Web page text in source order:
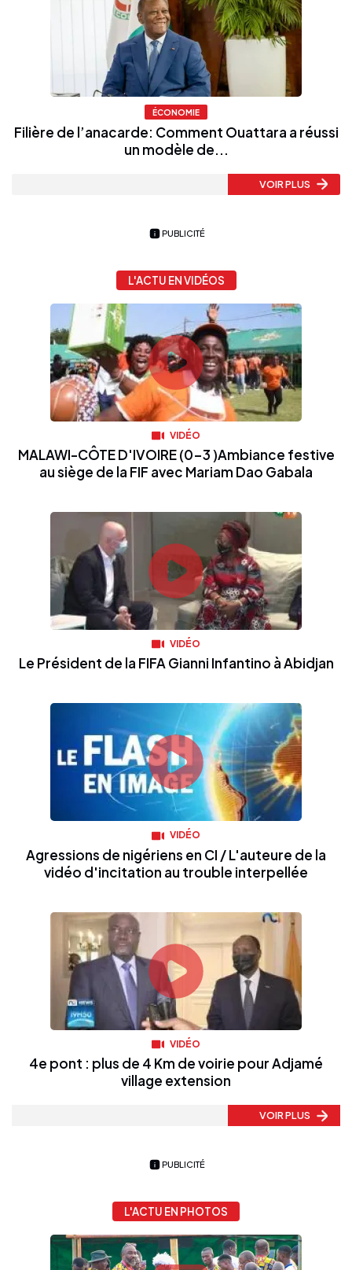
ÉCONOMIE
Filière de l’anacarde: Comment Ouattara a réussi
un modèle de...
VOIR PLUS
PUBLICITÉ
L'ACTU EN VIDÉOS
VIDÉO
MALAWI-CÔTE D'IVOIRE (0-3 )Ambiance festive
au siège de la FIF avec Mariam Dao Gabala
VIDÉO
Le Président de la FIFA Gianni Infantino à Abidjan
VIDÉO
Agressions de nigériens en CI / L'auteure de la
vidéo d'incitation au trouble interpellée
VIDÉO
4e pont : plus de 4 Km de voirie pour Adjamé
village extension
VOIR PLUS
PUBLICITÉ
L'ACTU EN PHOTOS